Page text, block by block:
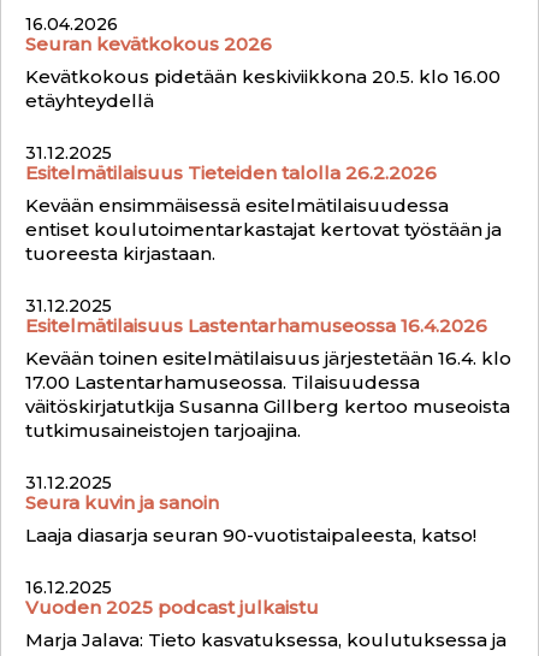
16.04.2026
Seuran kevätkokous 2026
Kevätkokous pidetään keskiviikkona 20.5. klo 16.00
etäyhteydellä
31.12.2025
Esitelmätilaisuus Tieteiden talolla 26.2.2026
Kevään ensimmäisessä esitelmätilaisuudessa
entiset koulutoimentarkastajat kertovat työstään ja
tuoreesta kirjastaan.
31.12.2025
Esitelmätilaisuus Lastentarhamuseossa 16.4.2026
Kevään toinen esitelmätilaisuus järjestetään 16.4. klo
17.00 Lastentarhamuseossa. Tilaisuudessa
väitöskirjatutkija Susanna Gillberg kertoo museoista
tutkimusaineistojen tarjoajina.
31.12.2025
Seura kuvin ja sanoin
Laaja diasarja seuran 90-vuotistaipaleesta, katso!
16.12.2025
Vuoden 2025 podcast julkaistu
Marja Jalava: Tieto kasvatuksessa, koulutuksessa ja